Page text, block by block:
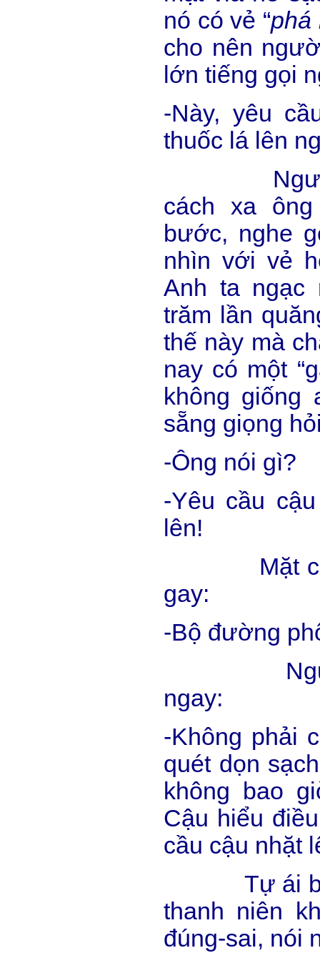
nó có vẻ “phá
cho nên
lớn tiếng gọi
-Này, yêu
thuốc lá lên
Người
cách xa
bước, nghe
nhìn với vẻ
Anh ta ngạc
trăm lần
thế này mà
nay có một
không giống
sẵng giọng
-Ông nói gì?
-Yêu cầu
lên!
Mặt
gay:
-Bộ đường
Người
ngay:
-Không phải
quét dọn
không bao
Cậu hiểu
cầu cậu nhặt
Tự ái bị
thanh niên
đúng-sai, nói